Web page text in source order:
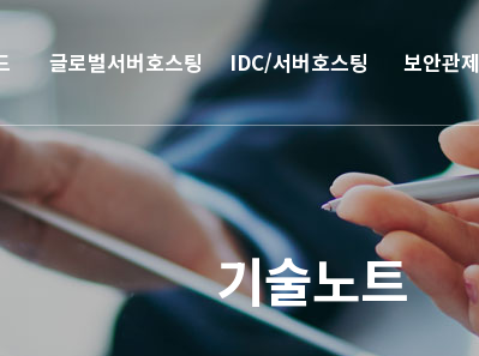
팅
글로벌서버호스팅
해외
IDC/서버호스팅
서버호스팅
CN2 중국회선
서버 매니지먼트
보안관제
안티랜섬
웹격리
방화벽
보안솔루션
기술노트